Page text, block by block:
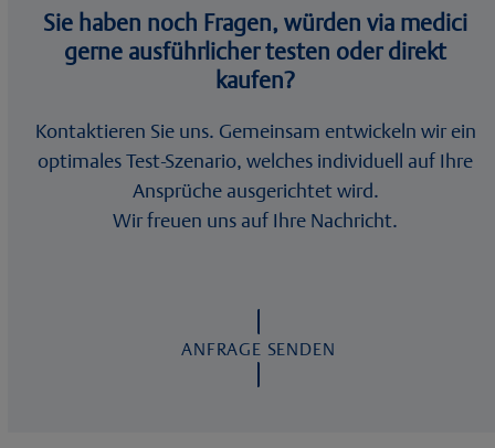
Sie haben noch Fragen, würden via medici
gerne ausführlicher testen oder direkt
kaufen?
Kontaktieren Sie uns. Gemeinsam entwickeln wir ein
optimales Test-Szenario, welches individuell auf Ihre
Ansprüche ausgerichtet wird.
Wir freuen uns auf Ihre Nachricht.
ANFRAGE SENDEN